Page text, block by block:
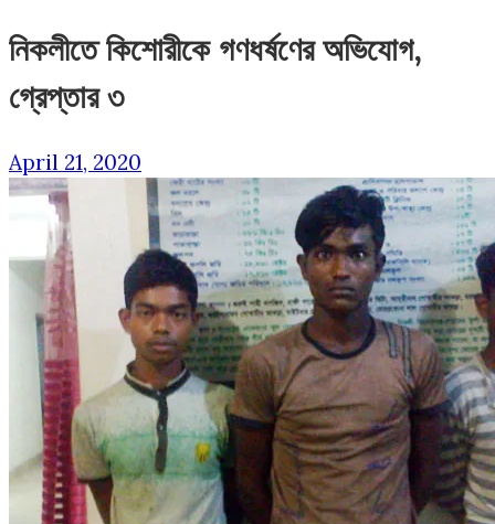
নিকলীতে কিশোরীকে গণধর্ষণের অভিযোগ,
গ্রেপ্তার ৩
April 21, 2020